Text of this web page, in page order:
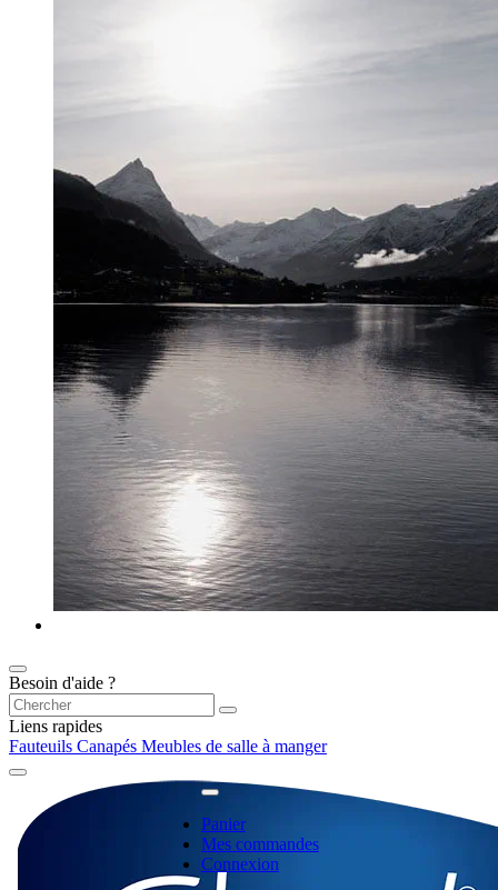
Besoin d'aide ?
Liens rapides
Fauteuils Canapés Meubles de salle à manger
Panier
Mes commandes
Connexion